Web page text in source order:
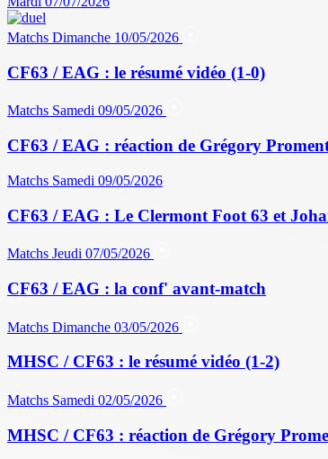
Matchs Dimanche 10/05/2026
CF63 / EAG : le résumé vidéo (1-0)
Matchs Samedi 09/05/2026
CF63 / EAG : réaction de Grégory
Matchs Samedi 09/05/2026
CF63 / EAG : Le Clermont Foot 63 et
Matchs Jeudi 07/05/2026
CF63 / EAG : la conf' avant-match
Matchs Dimanche 03/05/2026
MHSC / CF63 : le résumé vidéo (1-2)
Matchs Samedi 02/05/2026
MHSC / CF63 : réaction de Grégory